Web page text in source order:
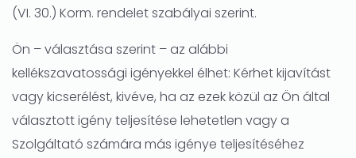
(VI. 30.) Korm. rendelet szabályai szerint.
Ön – választása szerint – az alábbi
kellékszavatossági igényekkel élhet: Kérhet kijavítást
vagy kicserélést, kivéve, ha az ezek közül az Ön által
választott igény teljesítése lehetetlen vagy a
Szolgáltató számára más igénye teljesítéséhez